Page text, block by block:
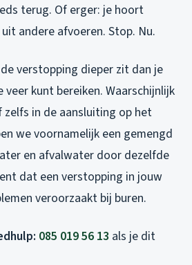
terug. Of erger: je hoort
andere afvoeren. Stop. Nu.
verstopping dieper zit dan je
kunt bereiken. Waarschijnlijk
in de aansluiting op het
we voornamelijk een gemengd
en afvalwater door dezelfde
dat een verstopping in jouw
veroorzaakt bij buren.
085 019 56 13 als je dit